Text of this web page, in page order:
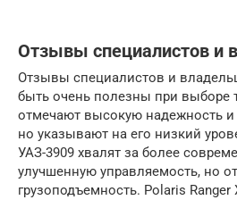
Отзывы специалистов и
Отзывы специалистов и
быть очень полезны при выборе
отмечают высокую надежность и
но указывают на его низкий
УАЗ-3909 хвалят за более
улучшенную управляемость, но
грузоподъемность. Polaris Ranger